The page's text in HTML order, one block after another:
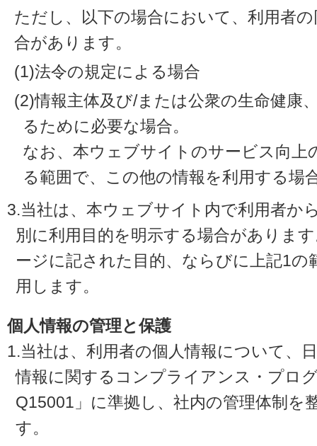
ただし、以下の場合において、利用者
合があります。
(1)法令の規定による場合
(2)情報主体及び/または公衆の生命健康
るために必要な場合。
なお、本ウェブサイトのサービス向上
る範囲で、この他の情報を利用する場
3.当社は、本ウェブサイト内で利用者か
別に利用目的を明示する場合がありま
ージに記された目的、ならびに上記1の
用します。
個人情報の管理と保護
1.当社は、利用者の個人情報について、
情報に関するコンプライアンス・プロ
Q15001」に準拠し、社内の管理体制を
す。